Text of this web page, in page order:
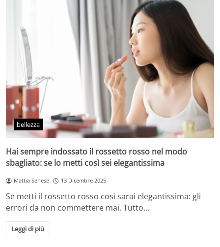
bellezza
Hai sempre indossato il rossetto rosso nel modo
sbagliato: se lo metti così sei elegantissima
Mattia Senese 13 Dicembre 2025
Se metti il rossetto rosso così sarai elegantissima: gli
errori da non commettere mai. Tutto…
Leggi di più